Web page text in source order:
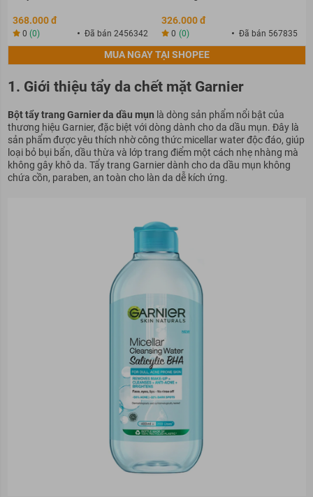
368.000 đ
0 (0) Đã bán 2456342
326.000 đ
0 (0) Đã bán 567835
MUA NGAY TẠI SHOPEE
1. Giới thiệu tẩy da chết mặt Garnier
Bột tẩy trang Garnier da dầu mụn là dòng sản phẩm nổi bật của
thương hiệu Garnier, đặc biệt với dòng dành cho da dầu mụn. Đây là
sản phẩm được yêu thích nhờ công thức micellar water độc đáo, giúp
loại bỏ bụi bẩn, dầu thừa và lớp trang điểm một cách nhẹ nhàng mà
không gây khô da. Tẩy trang Garnier dành cho da dầu mụn không
chứa cồn, paraben, an toàn cho làn da dễ kích ứng.